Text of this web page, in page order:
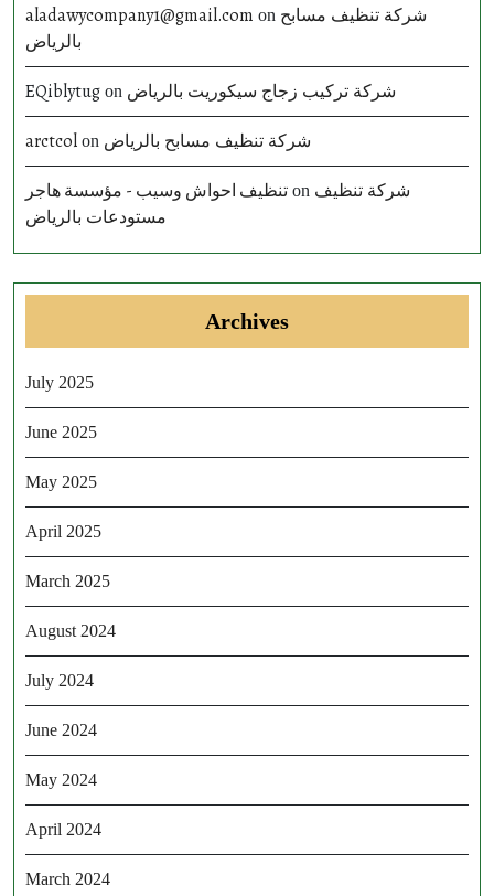
aladawycompany1@gmail.com on شركة تنظيف مسابح
بالرياض
EQiblytug on شركة تركيب زجاج سيكوريت بالرياض
arctcol on شركة تنظيف مسابح بالرياض
تنظيف احواش وسيب - مؤسسة هاجر on شركة تنظيف
مستودعات بالرياض
Archives
July 2025
June 2025
May 2025
April 2025
March 2025
August 2024
July 2024
June 2024
May 2024
April 2024
March 2024